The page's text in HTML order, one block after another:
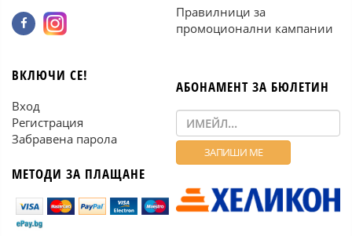
Правилници за
промоционални кампании
ВКЛЮЧИ СЕ!
Вход
Регистрация
Забравена парола
МЕТОДИ ЗА ПЛАЩАНЕ
АБОНАМЕНТ ЗА БЮЛЕТИН